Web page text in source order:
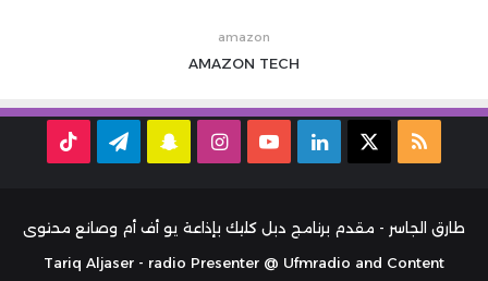
amazon
AMAZON TECH
ملخص
RSS
لينكدإن ‫YouTubeانستقرامسناب تيلقرام
طارق الجاسر - مقدم برنامج دبل كليك بإذاعة يو أف أم وصانع محتوى
Tariq Aljaser - radio Presenter @ Ufmradio and Content